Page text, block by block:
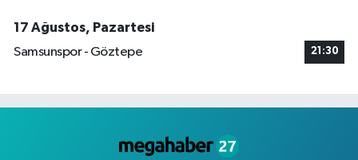
17 Ağustos, Pazartesi
Samsunspor - Göztepe
21:30